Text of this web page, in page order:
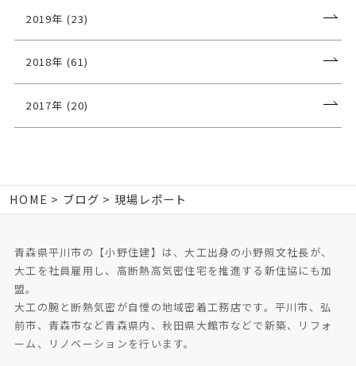
2019年 (23)
2018年 (61)
2017年 (20)
HOME ブログ 現場レポート
青森県平川市の【小野住建】は、大工出身の小野照文社長が、
大工を社員雇用し、高断熱高気密住宅を推進する新住協にも加
盟。
大工の腕と断熱気密が自慢の地域密着工務店です。平川市、弘
前市、青森市など青森県内、秋田県大館市などで新築、リフォ
ーム、リノベーションを行います。